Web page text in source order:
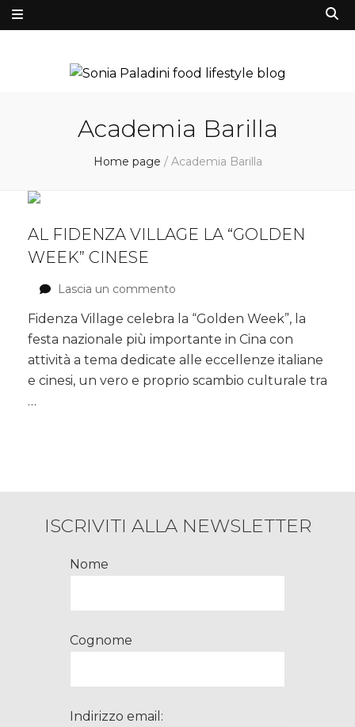
Academia Barilla
Home page / Academia Barilla
AL FIDENZA VILLAGE LA “GOLDEN
WEEK” CINESE
Lascia un commento
Fidenza
Village
la
“GOLDEN
WEEK”
Fidenza Village celebra la “Golden Week”, la
festa nazionale più importante in Cina con
attività a tema dedicate alle eccellenze italiane
e cinesi, un vero e proprio scambio culturale tra
…
ISCRIVITI ALLA NEWSLETTER
Nome
Cognome
Indirizzo email: